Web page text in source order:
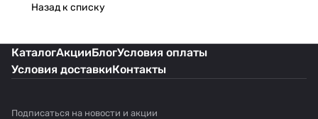
Назад к списку
КаталогАкцииБлогУсловия оплаты
Условия доставкиКонтакты
Подписаться на новости и акции